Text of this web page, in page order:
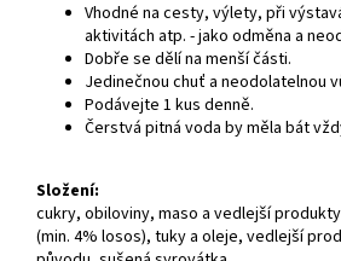
Vhodné na cesty, výlety, při
aktivitách atp. - jako odměna a
Dobře se dělí na menší části.
Jedinečnou chuť a neodolatelnou
Podávejte 1 kus denně.
Čerstvá pitná voda by měla bát
Složení:
cukry, obiloviny, maso a vedlejší
(min. 4% losos), tuky a oleje, vedlejší